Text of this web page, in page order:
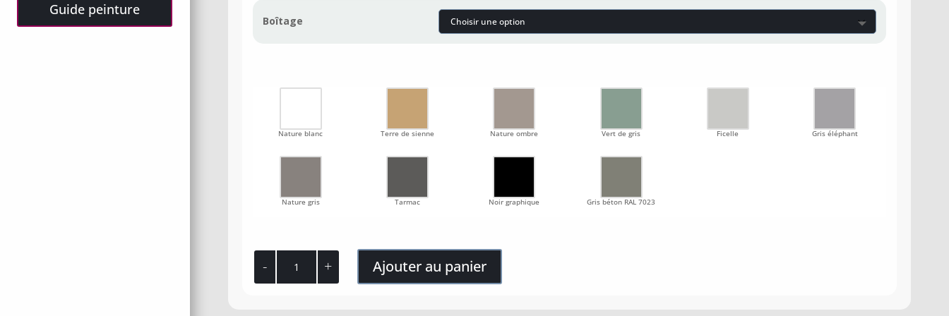
Guide peinture
Boîtage
Nature blanc Terre de sienne Nature ombre Vert de gris Ficelle Gris éléphant
Nature gris Tarmac Noir graphique Gris béton RAL 7023
Ajouter au panier